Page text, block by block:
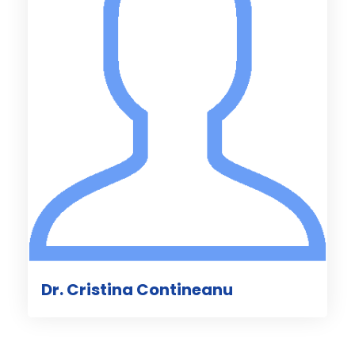
Dr. Cristina Contineanu